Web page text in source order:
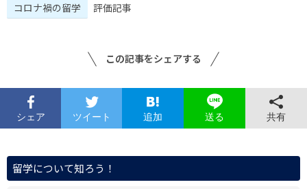
コロナ禍の留学
評価記事
この記事をシェアする
シェア ツイート 追加 送る 共有
留学について知ろう！